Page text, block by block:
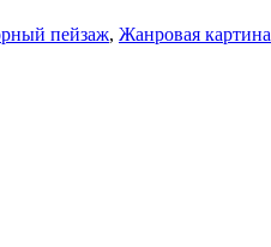
пейзаж, Жанровая картина